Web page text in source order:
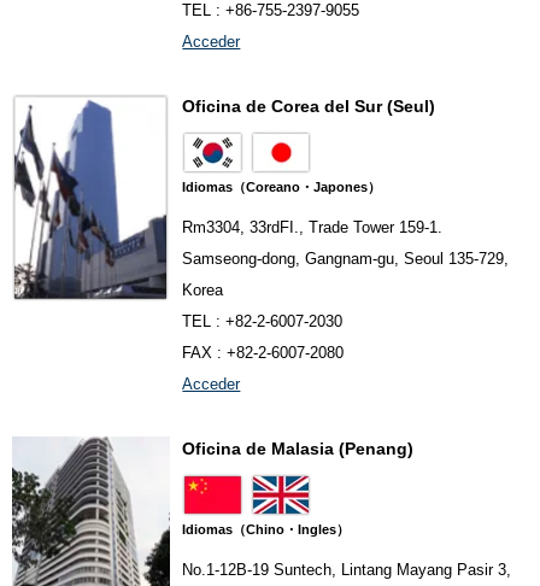
TEL : +86-755-2397-9055
Acceder
Oficina de Corea del Sur (Seul)
Idiomas（Coreano・Japones）
Rm3304, 33rdFI., Trade Tower 159-1.
Samseong-dong, Gangnam-gu, Seoul 135-729,
Korea
TEL : +82-2-6007-2030
FAX : +82-2-6007-2080
Acceder
Oficina de Malasia (Penang)
Idiomas（Chino・Ingles）
No.1-12B-19 Suntech, Lintang Mayang Pasir 3,